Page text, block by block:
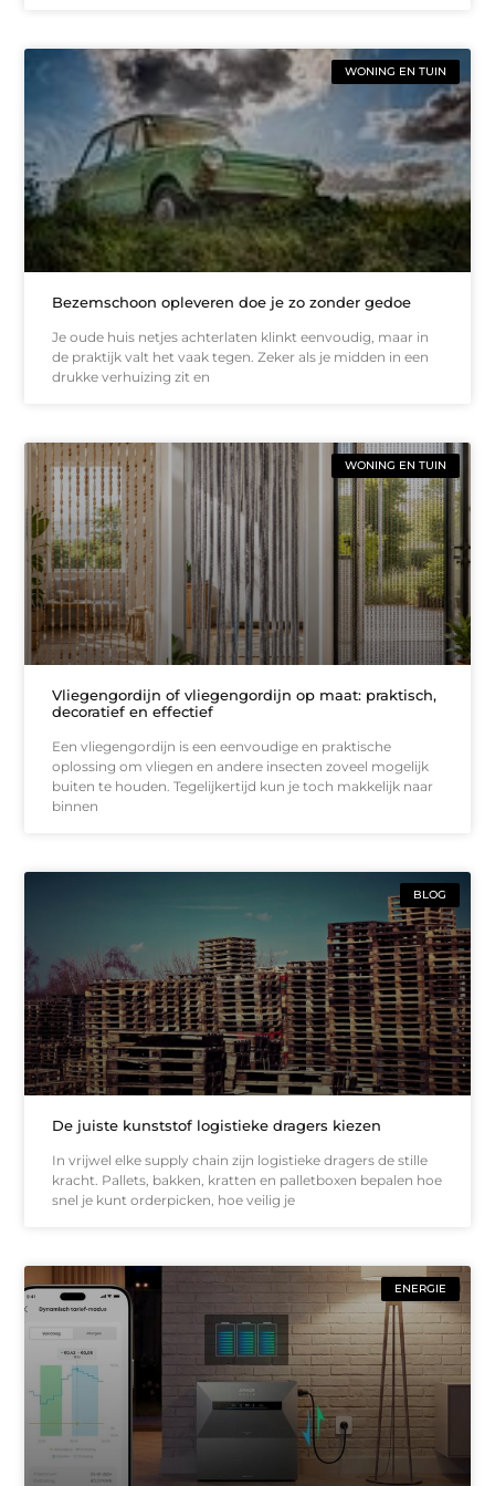
WONING EN TUIN
Bezemschoon opleveren doe je zo zonder gedoe
Je oude huis netjes achterlaten klinkt eenvoudig, maar in
de praktijk valt het vaak tegen. Zeker als je midden in een
drukke verhuizing zit en
WONING EN TUIN
Vliegengordijn of vliegengordijn op maat: praktisch,
decoratief en effectief
Een vliegengordijn is een eenvoudige en praktische
oplossing om vliegen en andere insecten zoveel mogelijk
buiten te houden. Tegelijkertijd kun je toch makkelijk naar
binnen
BLOG
De juiste kunststof logistieke dragers kiezen
In vrijwel elke supply chain zijn logistieke dragers de stille
kracht. Pallets, bakken, kratten en palletboxen bepalen hoe
snel je kunt orderpicken, hoe veilig je
ENERGIE